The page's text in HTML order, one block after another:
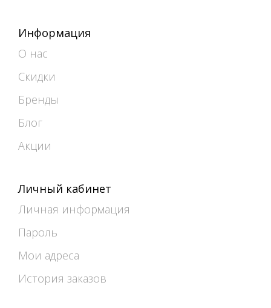
Информация
О нас
Скидки
Бренды
Блог
Акции
Личный кабинет
Личная информация
Пароль
Мои адреса
История заказов